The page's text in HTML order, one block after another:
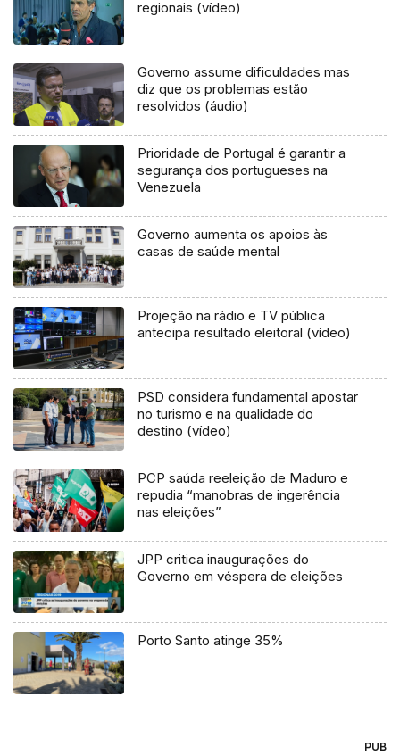
regionais (vídeo)
Governo assume dificuldades mas
diz que os problemas estão
resolvidos (áudio)
Prioridade de Portugal é garantir a
segurança dos portugueses na
Venezuela
Governo aumenta os apoios às
casas de saúde mental
Projeção na rádio e TV pública
antecipa resultado eleitoral (vídeo)
PSD considera fundamental apostar
no turismo e na qualidade do
destino (vídeo)
PCP saúda reeleição de Maduro e
repudia “manobras de ingerência
nas eleições”
JPP critica inaugurações do
Governo em véspera de eleições
Porto Santo atinge 35%
PUB